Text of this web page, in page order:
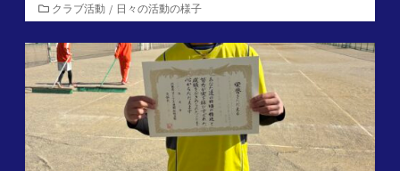
カ
テ
ゴ
リ
ー
クラブ活動 / 日々の活動の様子